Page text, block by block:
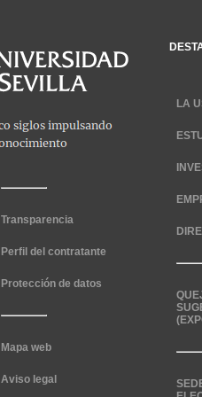
Transparencia
Perfil del contratante
Protección de datos
Mapa web
Aviso legal
LA